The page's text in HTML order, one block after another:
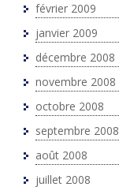
février 2009
janvier 2009
décembre 2008
novembre 2008
octobre 2008
septembre 2008
août 2008
juillet 2008